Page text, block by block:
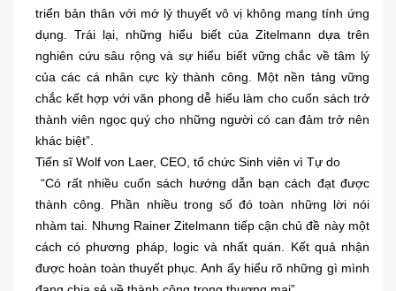
triển bản thân với mớ lý thuyết vô vị không mang tính ứng
dụng. Trái lại, những hiểu biết của Zitelmann dựa trên
nghiên cứu sâu rộng và sự hiểu biết vững chắc về tâm lý
của các cá nhân cực kỳ thành công. Một nền tảng vững
chắc kết hợp với văn phong dễ hiểu làm cho cuốn sách trở
thành viên ngọc quý cho những người có can đảm trở nên
khác biệt”.
Tiến sĩ Wolf von Laer, CEO, tổ chức Sinh viên vì Tự do
“Có rất nhiều cuốn sách hướng dẫn bạn cách đạt được
thành công. Phần nhiều trong số đó toàn những lời nói
nhàm tai. Nhưng Rainer Zitelmann tiếp cận chủ đề này một
cách có phương pháp, logic và nhất quán. Kết quả nhận
được hoàn toàn thuyết phục. Anh ấy hiểu rõ những gì mình